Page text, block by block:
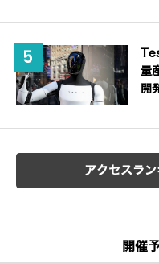
量
開
アクセスラ
開催